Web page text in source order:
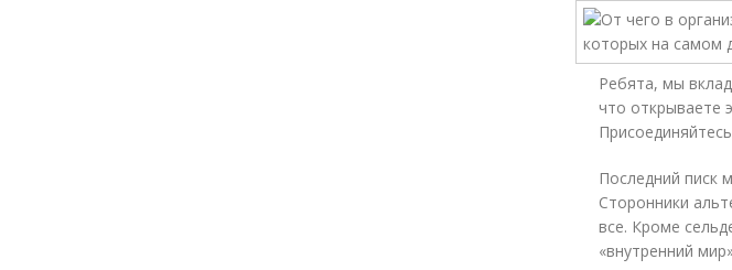
Ребята, мы
что открываете
Последний писк
Сторонники
все. Кроме
«внутренний